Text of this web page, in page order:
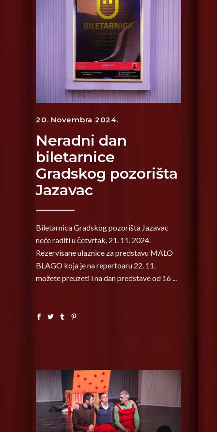
20. Novembra 2024.
Neradni dan
biletarnice
Gradskog pozorišta
Jazavac
Biletarnica Gradskog pozorišta Jazavac
neće raditi u četvrtak, 21. 11. 2024.
Rezervisane ulaznice za predstavu MALO
BLAGO koja je na repertoaru 22. 11.
možete preuzeti i na dan predstave od 16